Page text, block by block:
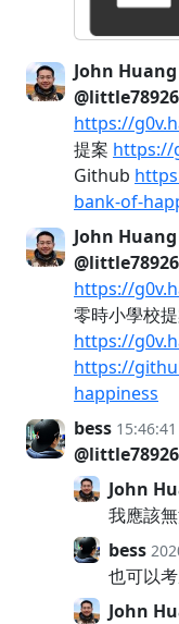
John Huang
@little78926
https://
提案 https://
Github
bank-of-
John Huang
@little78926
https://
零時小學校
https://
https://
happiness
bess 15:46:41
@little78926
John
我應該
bess
也可以
John